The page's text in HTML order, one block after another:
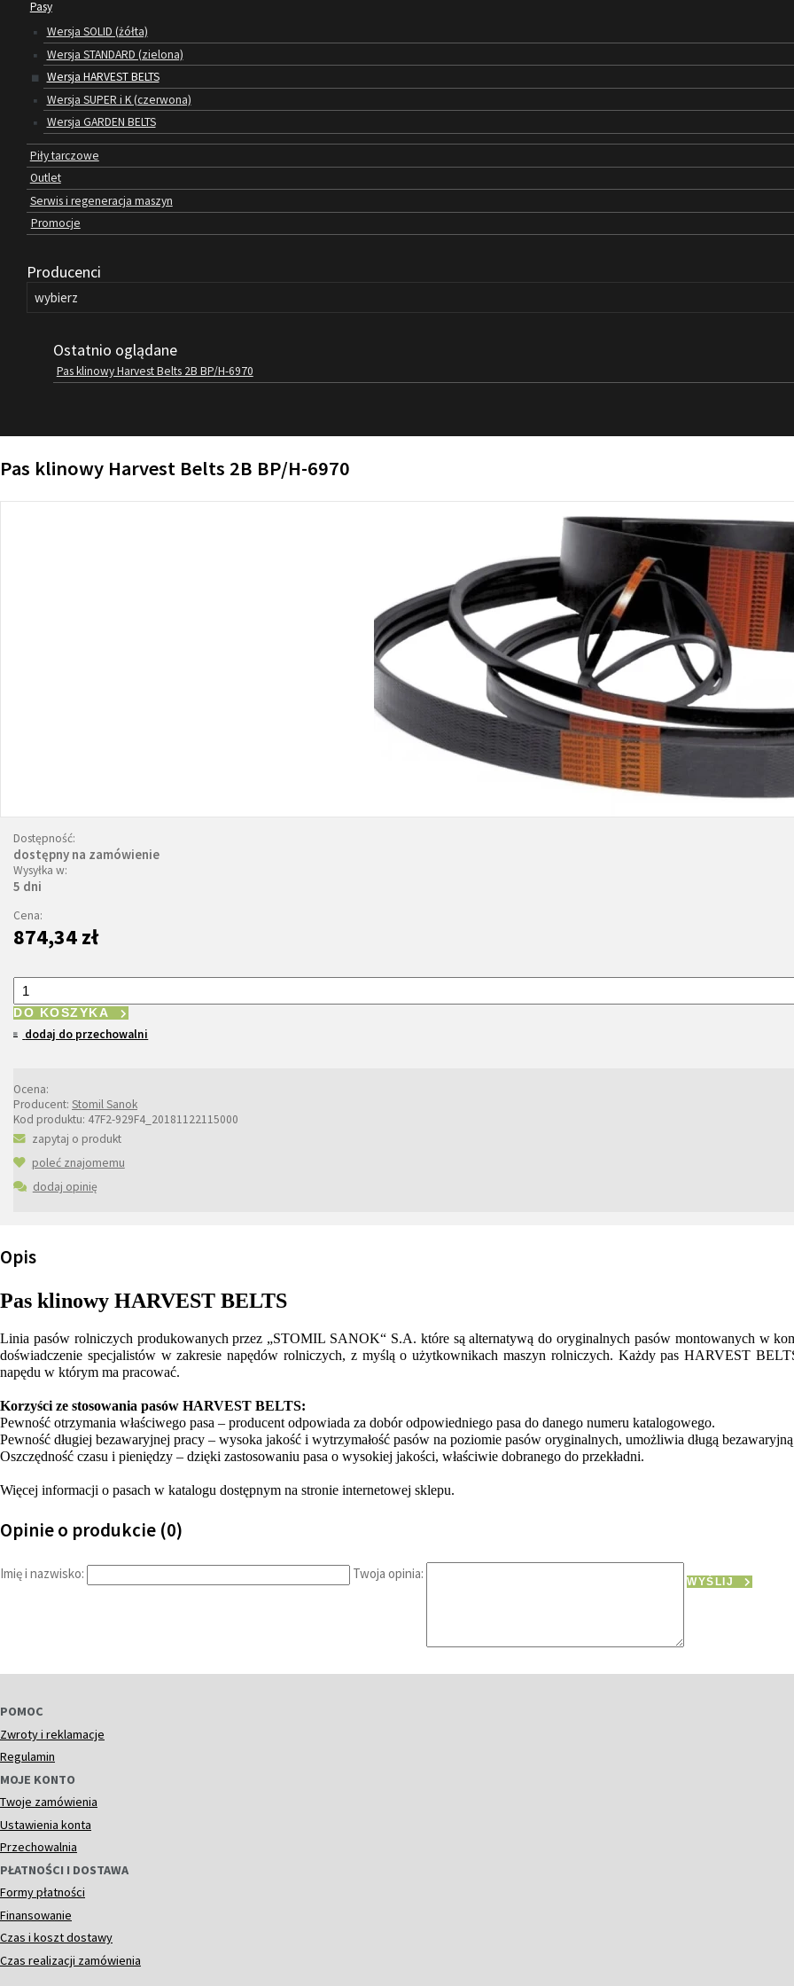
Pasy
Wersja SOLID (żółta)
Wersja STANDARD (zielona)
Wersja HARVEST BELTS
Wersja SUPER i K (czerwona)
Wersja GARDEN BELTS
Piły tarczowe
Outlet
Serwis i regeneracja maszyn
Promocje
Producenci
Ostatnio oglądane
Pas klinowy Harvest Belts 2B BP/H-6970
Pas klinowy Harvest Belts 2B BP/H-6970
Dostępność:
dostępny na zamówienie
Wysyłka w:
5 dni
Cena:
874,34 zł
DO KOSZYKA
dodaj do przechowalni
Ocena:
Producent: Stomil Sanok
Kod produktu: 47F2-929F4_20181122115000
zapytaj o produkt
poleć znajomemu
dodaj opinię
Opis
Pas klinowy HARVEST BELTS
Linia pasów rolniczych produkowanych przez „STOMIL SANOK“ S.A. które są alternatywą do oryginalnych pasów montowanych w
doświadczenie specjalistów w zakresie napędów rolniczych, z myślą o użytkownikach maszyn rolniczych. Każdy pas HARVEST
napędu w którym ma pracować.
Korzyści ze stosowania pasów HARVEST BELTS:
Pewność otrzymania właściwego pasa – producent odpowiada za dobór odpowiedniego pasa do danego numeru katalogowego.
Pewność długiej bezawaryjnej pracy – wysoka jakość i wytrzymałość pasów na poziomie pasów oryginalnych, umożliwia długą bezawaryjną
Oszczędność czasu i pieniędzy – dzięki zastosowaniu pasa o wysokiej jakości, właściwie dobranego do przekładni.
Więcej informacji o pasach w katalogu dostępnym na stronie internetowej sklepu.
Opinie o produkcie (0)
Imię i nazwisko: Twoja opinia: WYŚLIJ
POMOC
Zwroty i reklamacje
Regulamin
MOJE KONTO
Twoje zamówienia
Ustawienia konta
Przechowalnia
PŁATNOŚCI I DOSTAWA
Formy płatności
Finansowanie
Czas i koszt dostawy
Czas realizacji zamówienia